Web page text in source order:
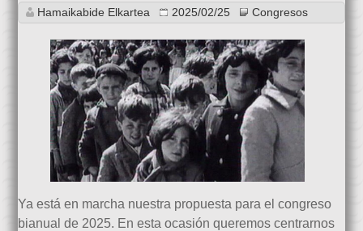
Hamaikabide Elkartea 2025/02/25 Congresos
Ya está en marcha nuestra propuesta para el congreso
bianual de 2025. En esta ocasión queremos centrarnos